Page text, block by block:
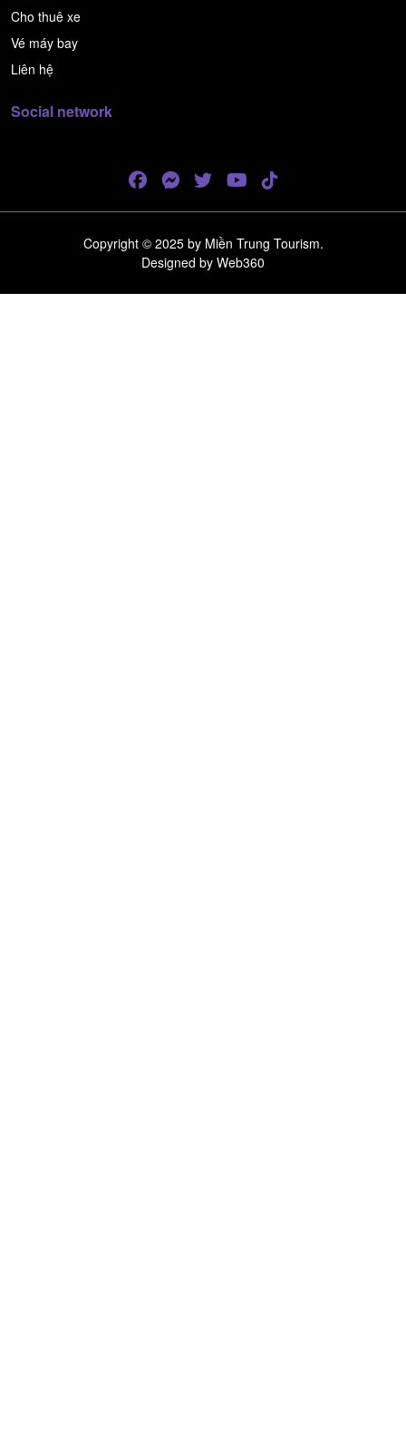
Cho thuê xe
Vé máy bay
Liên hệ
Social network
Copyright © 2025 by Miền Trung Tourism.
Designed by Web360